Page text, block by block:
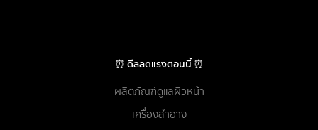
⏰ ดีลลดแรงตอนนี้ ⏰
ผลิตภัณฑ์ดูแลผิวหน้า
เครื่องสำอาง